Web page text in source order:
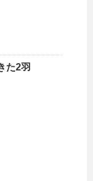
た2羽